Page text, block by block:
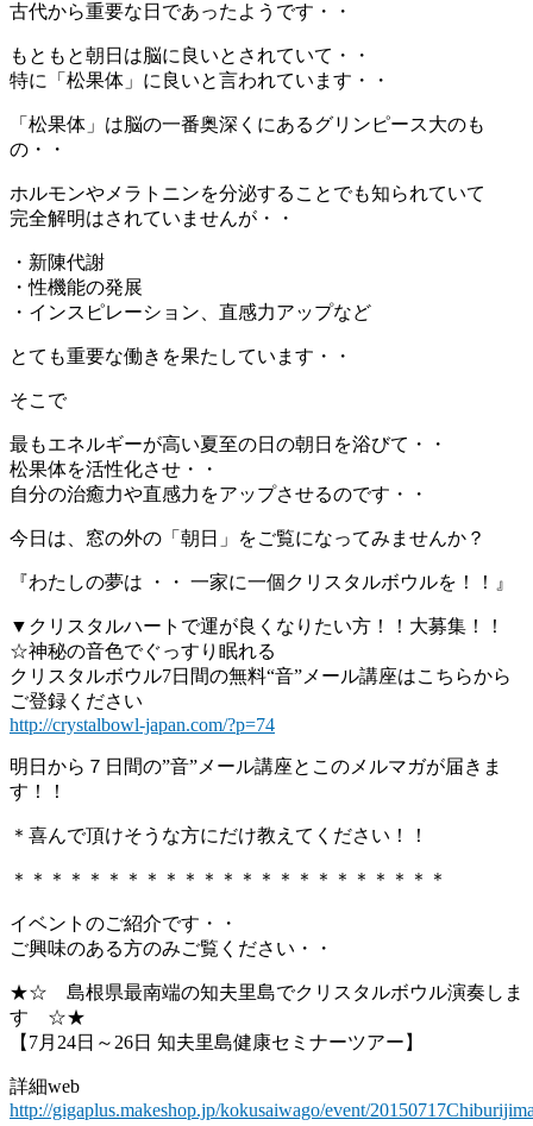
古代から重要な日であったようです・・
もともと朝日は脳に良いとされていて・・
特に「松果体」に良いと言われています・・
「松果体」は脳の一番奥深くにあるグリンピース大のも
の・・
ホルモンやメラトニンを分泌することでも知られていて
完全解明はされていませんが・・
・新陳代謝
・性機能の発展
・インスピレーション、直感力アップなど
とても重要な働きを果たしています・・
そこで
最もエネルギーが高い夏至の日の朝日を浴びて・・
松果体を活性化させ・・
自分の治癒力や直感力をアップさせるのです・・
今日は、窓の外の「朝日」をご覧になってみませんか？
『わたしの夢は ・・ 一家に一個クリスタルボウルを！！』
▼クリスタルハートで運が良くなりたい方！！大募集！！
☆神秘の音色でぐっすり眠れる
クリスタルボウル7日間の無料“音”メール講座はこちらから
ご登録ください
http://crystalbowl-japan.com/?p=74
明日から７日間の”音”メール講座とこのメルマガが届きま
す！！
＊喜んで頂けそうな方にだけ教えてください！！
＊＊＊＊＊＊＊＊＊＊＊＊＊＊＊＊＊＊＊＊＊＊＊
イベントのご紹介です・・
ご興味のある方のみご覧ください・・
★☆ 島根県最南端の知夫里島でクリスタルボウル演奏しま
す ☆★
【7月24日～26日 知夫里島健康セミナーツアー】
詳細web
http://gigaplus.makeshop.jp/kokusaiwago/event/